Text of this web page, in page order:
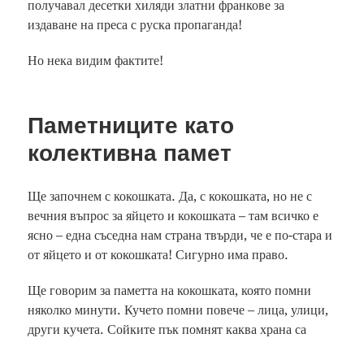
получавал десетки хиляди златни франкове за
издаване на преса с руска пропаганда!
Но нека видим фактите!
Паметниците като
колективна памет
Ще започнем с кокошката. Да, с кокошката, но не с
вечния въпрос за яйцето и кокошката – там всичко е
ясно – една съседна нам страна твърди, че е по-стара и
от яйцето и от кокошката! Сигурно има право.
Ще говорим за паметта на кокошката, която помни
няколко минути. Кучето помни повече – лица, улици,
други кучета. Сойките пък помнят каква храна са